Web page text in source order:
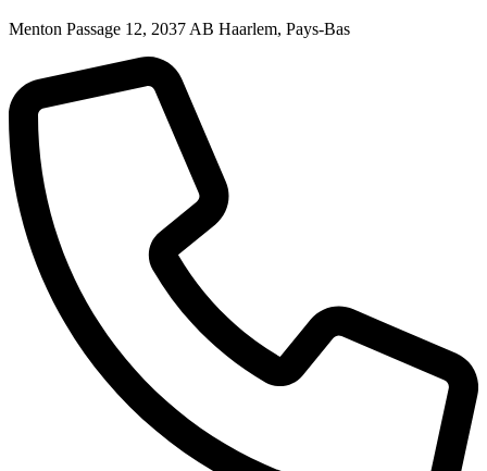
Menton Passage 12, 2037 AB Haarlem, Pays-Bas